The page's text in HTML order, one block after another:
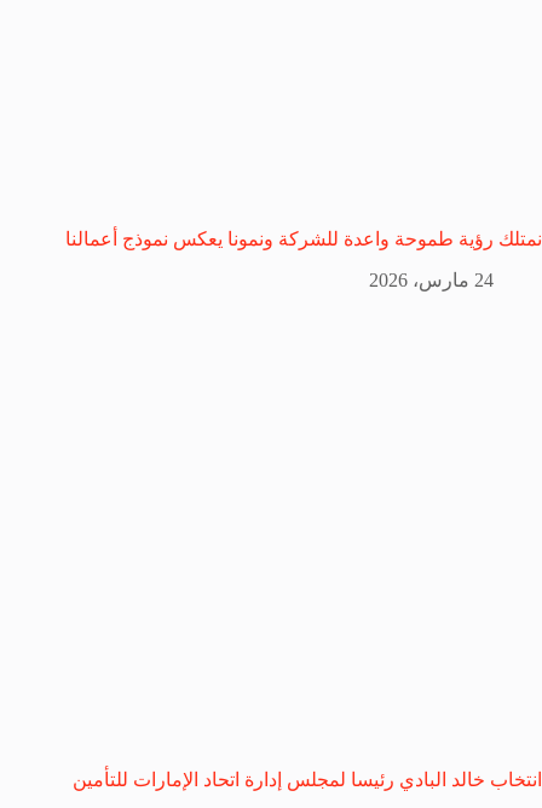
نمتلك رؤية طموحة واعدة للشركة ونمونا يعكس نموذج أعمالنا
24 مارس، 2026
انتخاب خالد البادي رئيسا لمجلس إدارة اتحاد الإمارات للتأمين